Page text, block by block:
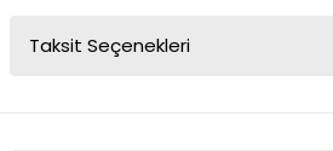
Taksit Seçenekleri